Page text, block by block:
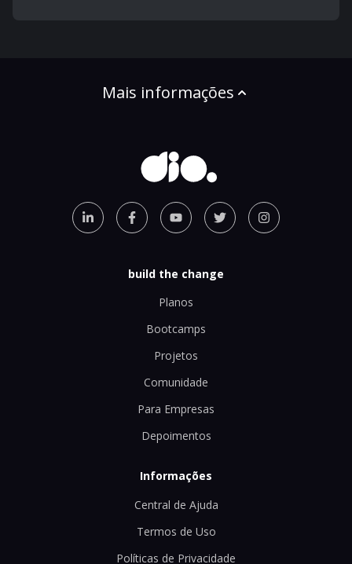
Mais informações
build the change
Planos
Bootcamps
Projetos
Comunidade
Para Empresas
Depoimentos
Informações
Central de Ajuda
Termos de Uso
Políticas de Privacidade